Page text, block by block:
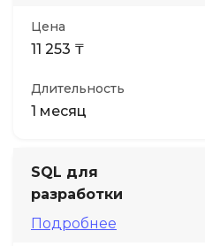
Цена
11 253 ₸
Длительность
1 месяц
SQL для
разработки
Подробнее
Soft Skills
ДПО
Акции и промокоды